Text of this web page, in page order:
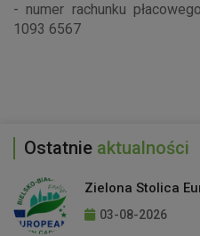
- numer rachunku
1093 6567
Ostatnie aktualności
Zielona Stolica
03-08-2026